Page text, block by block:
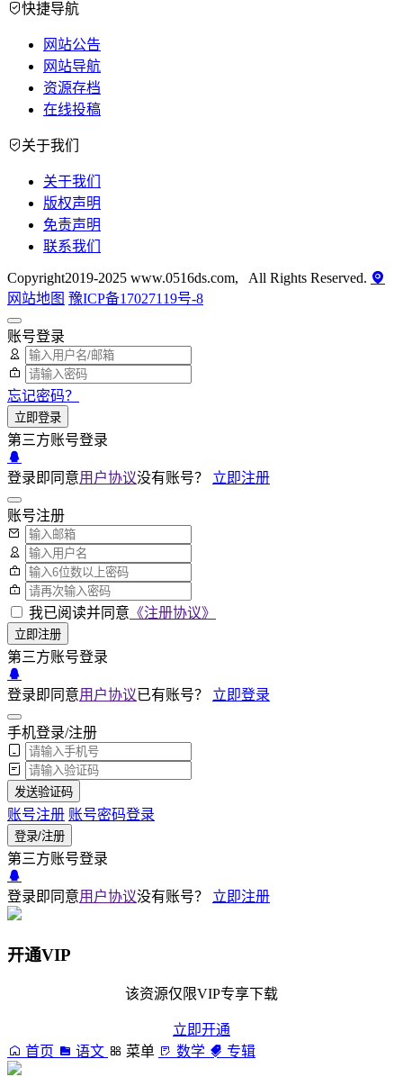
快捷导航
网站公告
网站导航
资源存档
在线投稿
关于我们
关于我们
版权声明
免责声明
联系我们
Copyright2019-2025 www.0516ds.com, All Rights Reserved.
网站地图 豫ICP备17027119号-8
账号登录
忘记密码？
立即登录
第三方账号登录
登录即同意用户协议没有账号？ 立即注册
账号注册
我已阅读并同意 《注册协议》
立即注册
第三方账号登录
登录即同意用户协议已有账号？ 立即登录
手机登录/注册
发送验证码
账号注册 账号密码登录
登录/注册
第三方账号登录
登录即同意用户协议没有账号？ 立即注册
开通VIP
该资源仅限VIP专享下载
立即开通
首页
语文 菜单 数学 专辑